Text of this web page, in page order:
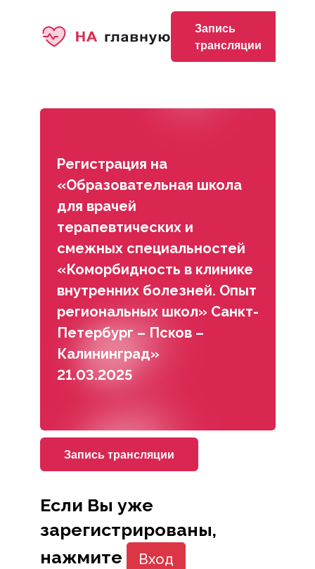
Запись
трансляции
Регистрация на
«Образовательная школа
для врачей
терапевтических и
смежных специальностей
«Коморбидность в клинике
внутренних болезней. Опыт
региональных школ» Санкт-
Петербург – Псков –
Калининград»
21.03.2025
Запись трансляции
Если Вы уже
зарегистрированы,
нажмите
Вход